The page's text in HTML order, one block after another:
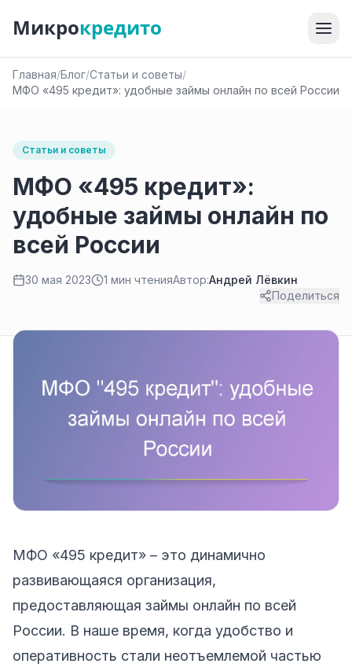
Микрокредито
Главная/Блог/Статьи и советы/
МФО «495 кредит»: удобные займы онлайн по всей России
Статьи и советы
МФО «495 кредит»:
удобные займы онлайн по
всей России
30 мая 2023 1 мин чтенияАвтор:Андрей Лёвкин
Поделиться
МФО «495 кредит» – это динамично
развивающаяся организация,
предоставляющая займы онлайн по всей
России. В наше время, когда удобство и
оперативность стали неотъемлемой частью